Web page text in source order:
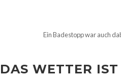
Ein Badestopp war auch
DAS WETTER